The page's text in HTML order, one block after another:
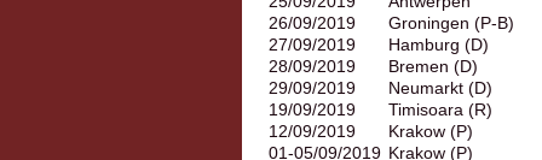
26/09/2019
Groningen (P-B)
27/09/2019
Hamburg (D)
28/09/2019
Bremen (D)
29/09/2019
Neumarkt (D)
19/09/2019
Timisoara (R)
12/09/2019
Krakow (P)
01-05/09/2019 Krakow (P)